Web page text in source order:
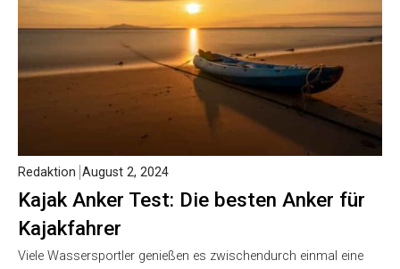
Kajak Anker Test: Die besten Anker für
Kajakfahrer
Redaktion August 2, 2024
Viele Wassersportler genießen es zwischendurch einmal eine